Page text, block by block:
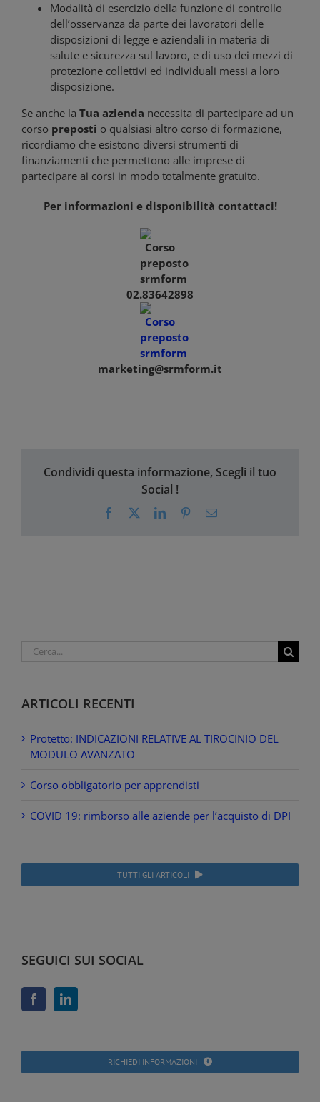
Modalità di esercizio della funzione di controllo
dell’osservanza da parte dei lavoratori delle
disposizioni di legge e aziendali in materia di
salute e sicurezza sul lavoro, e di uso dei mezzi di
protezione collettivi ed individuali messi a loro
disposizione.
Se anche la Tua azienda necessita di partecipare ad un
corso preposti o qualsiasi altro corso di formazione,
ricordiamo che esistono diversi strumenti di
finanziamenti che permettono alle imprese di
partecipare ai corsi in modo totalmente gratuito.
Per informazioni e disponibilità contattaci!
02.83642898
marketing@srmform.it
Condividi questa informazione, Scegli il tuo
Social !
Facebook LinkedInPinterestEmail
Cerca
ARTICOLI RECENTI
Protetto: INDICAZIONI RELATIVE AL TIROCINIO DEL
MODULO AVANZATO
Corso obbligatorio per apprendisti
COVID 19: rimborso alle aziende per l’acquisto di DPI
TUTTI GLI ARTICOLI
SEGUICI SUI SOCIAL
RICHIEDI INFORMAZIONI